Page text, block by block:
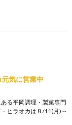
気に営業中
る平岡調理・製菓専門
ヒラオカは８/11(月)～